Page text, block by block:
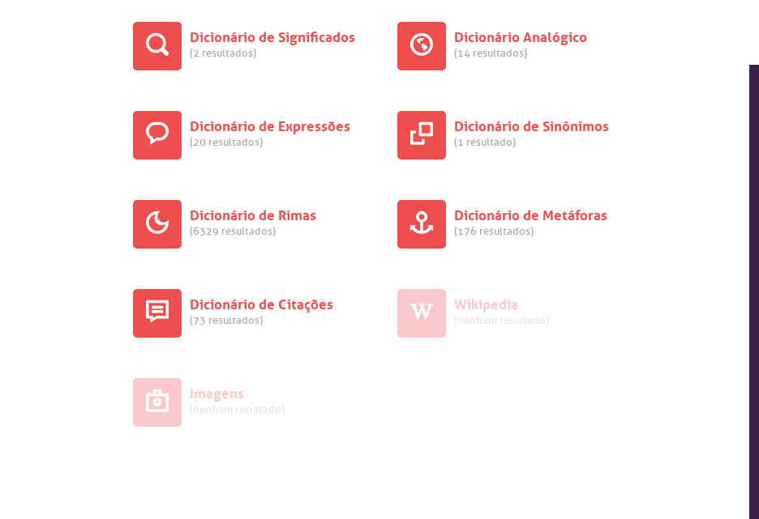
Dicionário de Significados
(2 resultados)
Dicionário Analógico
(14 resultados)
Dicionário de Expressões
(20 resultados)
Dicionário de Sinônimos
(1 resultado)
Dicionário de Rimas
(6329 resultados)
Dicionário de Metáforas
(176 resultados)
Dicionário de Citações
(73 resultados)
Wikipedia
(nenhum resultado)
Imagens
(nenhum resultado)